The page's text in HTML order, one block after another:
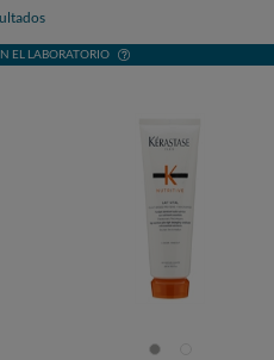
EL LABORATORIO